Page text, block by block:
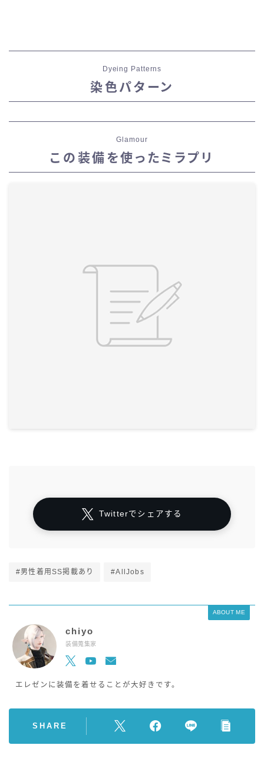
Dyeing Patterns
染色パターン
Glamour
この装備を使ったミラプリ
Twitterでシェアする
#男性着用SS掲載あり #AllJobs
ABOUT ME
chiyo
装備蒐集家
エレゼンに装備を着せることが大好きです。
SHARE